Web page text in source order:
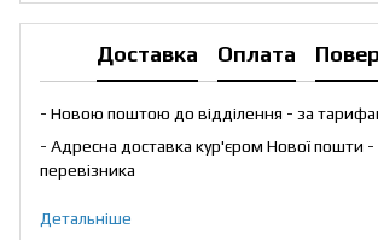
Доставка Оплата
- Новою поштою до відділення - за
- Адресна доставка кур'єром Нової пошти
перевізника
Детальніше